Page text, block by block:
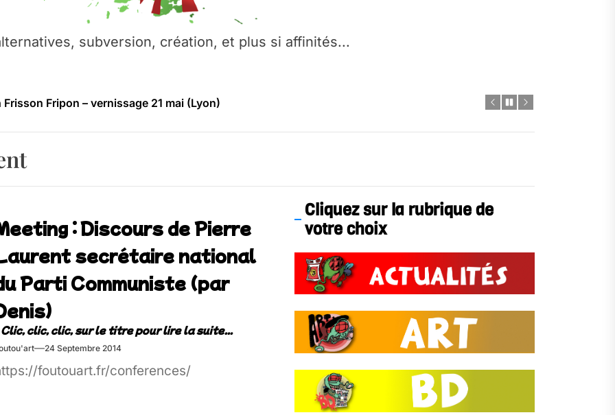
subversion, création, et plus si affinités...
– Ŝtono, un livre réalisé par Michaël Moretti & Pierre Lacôte
contre l’A412 à l’Établi (Haute-Savoie)
Fripon – vernissage 21 mai (Lyon)
Festival – Samedi 18 juillet (Vaulx-en-Velin)
: Discours de Pierre
secrétaire national
Parti Communiste (par
24 Septembre 2014
foutouart.fr/conferences/
Cliquez sur la rubrique de
votre choix